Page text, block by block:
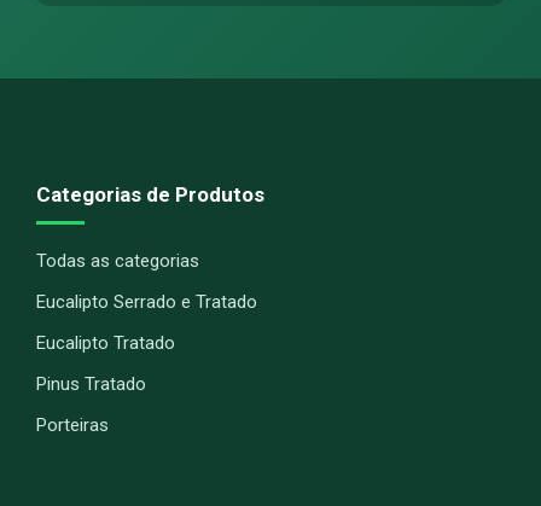
Categorias de Produtos
Todas as categorias
Eucalipto Serrado e Tratado
Eucalipto Tratado
Pinus Tratado
Porteiras